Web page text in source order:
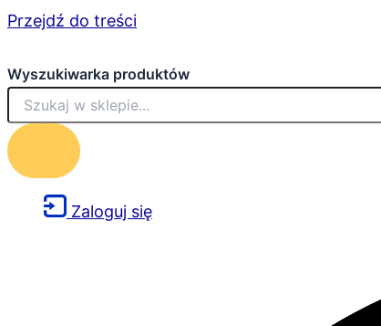
Przejdź do treści
Wyszukiwarka produktów
Zaloguj się